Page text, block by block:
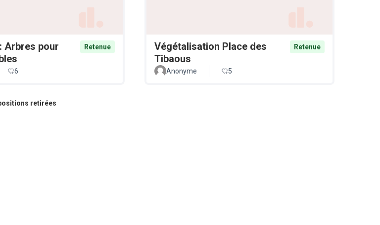
Arbres pour
Retenue
6
Végétalisation Place des
Tibaous
Retenue
Anonyme 5
retirées